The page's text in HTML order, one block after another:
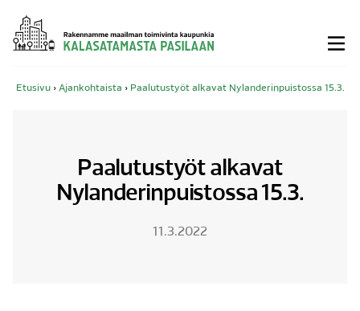
Siirry
sisältöön
Etusivu› Ajankohtaista › Paalutustyöt alkavat Nylanderinpuistossa 15.3.
Paalutustyöt alkavat
Nylanderinpuistossa 15.3.
11.3.2022